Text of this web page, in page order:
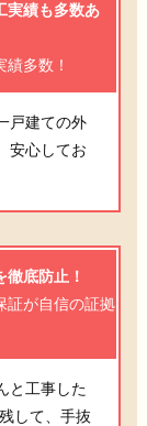
実績も多数あ
多数！
戸建ての外
安心してお
底防止！
証が自信の証拠
と工事した
して、手抜